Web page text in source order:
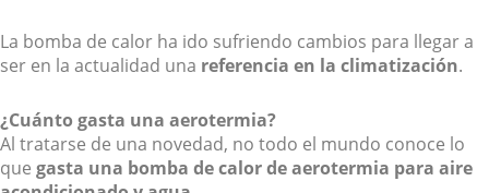
La bomba de calor ha ido sufriendo cambios para llegar a
ser en la actualidad una referencia en la climatización.
¿Cuánto gasta una aerotermia?
Al tratarse de una novedad, no todo el mundo conoce lo
que gasta una bomba de calor de aerotermia para aire